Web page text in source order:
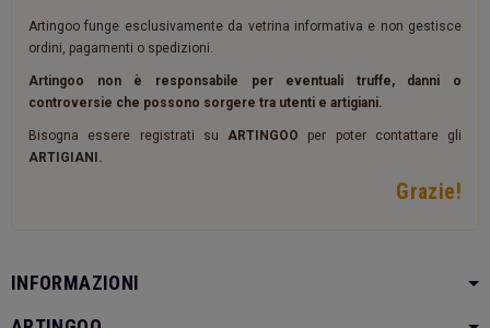
Artingoo funge esclusivamente da vetrina informativa e non gestisce
ordini, pagamenti o spedizioni.
Artingoo non è responsabile per eventuali truffe, danni o
controversie che possono sorgere tra utenti e artigiani.
Bisogna essere registrati su ARTINGOO per poter contattare gli
ARTIGIANI.
Grazie!
INFORMAZIONI